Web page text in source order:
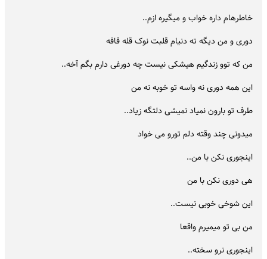
خاطرهام داره خواب و میگیره ازم..
دوری و من دیگه ته دنیام قلبت نوک قله قافه
من که توو زندگیم هیشکی نیست چه دورغی دارم بگم آخه..
این همه دوری نه واسه تو خوبه نه من
طرف تو بارون نمیاد نمیشی دلتگه زیاد..
میدونی چند وقته دلم تورو می خواد
اینجوری نکن با من..
هی دوری نکن با من
این شوخی خوبی نیست..
من بی تو میمیرم واقعا
اینجوری نرو سخته..